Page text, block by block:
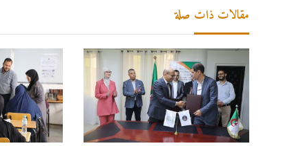
مقالات ذات صلة